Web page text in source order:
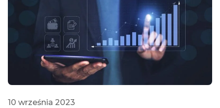
10 września 2023